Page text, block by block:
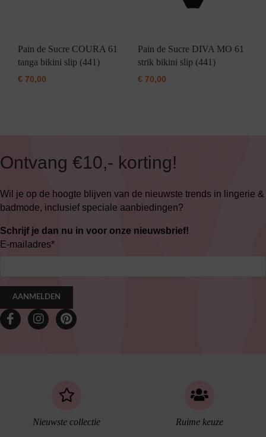
Pain de Sucre COURA 61
tanga bikini slip (441)
€ 70,00
Pain de Sucre DIVA MO 61
strik bikini slip (441)
€70,00
Ontvang €10,- korting!
Wil je op de hoogte blijven van de nieuwste trends in lingerie &
badmode, inclusief speciale aanbiedingen?
Schrijf je dan nu in voor onze nieuwsbrief!
E-mailadres*
AANMELDEN
Nieuwste collectie Ruime keuze